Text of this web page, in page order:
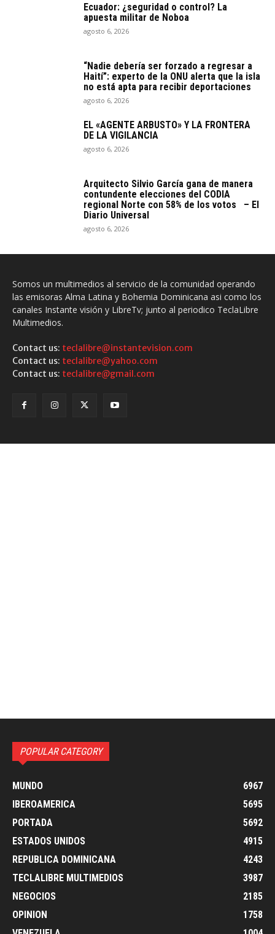
Ecuador: ¿seguridad o control? La
apuesta militar de Noboa
agosto 6, 2026
“Nadie debería ser forzado a regresar a
Haití”: experto de la ONU alerta que la isla
no está apta para recibir deportaciones
agosto 6, 2026
EL «AGENTE ARBUSTO» Y LA FRONTERA
DE LA VIGILANCIA
agosto 6, 2026
Arquitecto SiIvio García gana de manera
contundente elecciones del CODIA
regional Norte con 58% de los votos – El
Diario Universal
agosto 6, 2026
Somos un multimedios al servicio de la comunidad operando
las emisoras Alma Latina y Bohemia Dominicana asi como los
canales Instante visión y LibreTv; junto al periodico TeclaLibre
Multimedios.
Contact us: teclalibre@instantevision.com
Contact us: teclalibre@yahoo.com
Contact us: teclalibre@gmail.com
POPULAR CATEGORY
MUNDO
6967
IBEROAMERICA
5695
PORTADA
5692
ESTADOS UNIDOS
4915
REPUBLICA DOMINICANA
4243
TECLALIBRE MULTIMEDIOS
3987
NEGOCIOS
2185
OPINION
1758